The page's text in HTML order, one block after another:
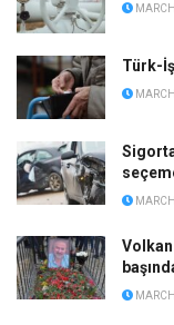
Türk-
Volkan